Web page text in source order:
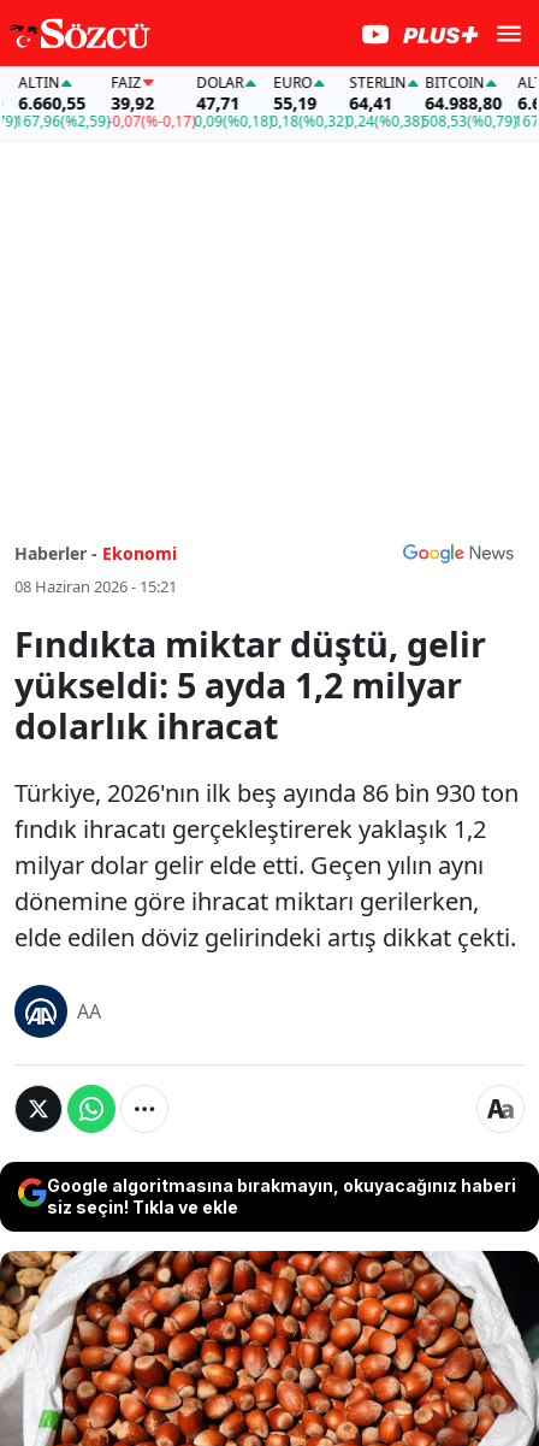
ALTIN
6.660,55
(%2,59)
FAİZ
39,92
-0,07(%-0,17)
DOLAR
47,71
0,09(%0,18)
EURO
55,19
0,18(%0,32)
STERLIN
64,41
0,24(%0,38)
BITCOIN
64.988,80
508,53(%0,79)
ALTIN
Haberler - Ekonomi
08 Haziran 2026 - 15:21
Fındıkta miktar düştü, gelir
yükseldi: 5 ayda 1,2 milyar
dolarlık ihracat
Türkiye, 2026'nın ilk beş ayında 86 bin 930 ton
fındık ihracatı gerçekleştirerek yaklaşık 1,2
milyar dolar gelir elde etti. Geçen yılın aynı
dönemine göre ihracat miktarı gerilerken,
elde edilen döviz gelirindeki artış dikkat çekti.
AA
Google algoritmasına bırakmayın, okuyacağınız haberi
siz seçin! Tıkla ve ekle
Türkiye, 2026'nın ilk beş ayında 86 bin 930 ton
fındık ihracatı gerçekleştirerek yaklaşık 1,2
milyar dolar gelir elde etti. Geçen yılın aynı
dönemine göre ihracat miktarı gerilerken,